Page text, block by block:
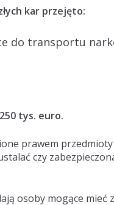
kar przejęto:
do transportu
tys. euro.
prawem
czy
osoby mogące